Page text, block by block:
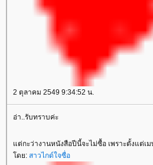
2 ตุลาคม 2549 9:34:52 น.
อ่า..รับทราบค่ะ
ต่กะว่างานหนังสือปีนี้จะไม่ซื้อ เพราะตั้งแต่เ
ดย: สาวไกด์ใจซื่อ